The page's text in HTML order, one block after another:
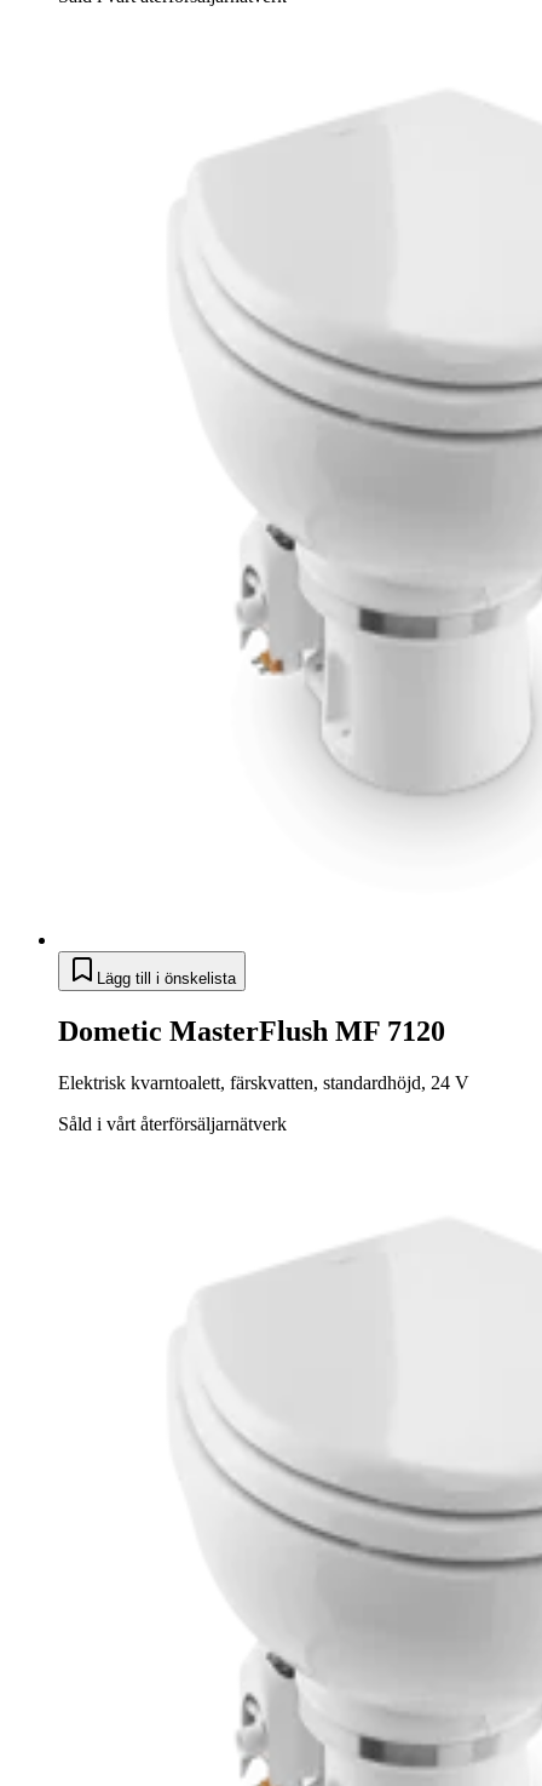
Lägg till i önskelista
Dometic MasterFlush MF 7120
Elektrisk kvarntoalett, färskvatten, standardhöjd, 24 V
Såld i vårt återförsäljarnätverk